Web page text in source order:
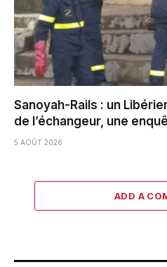
Sanoyah-Rails : un
de l’échangeur, une
5 AOÛT 2026
ADD A